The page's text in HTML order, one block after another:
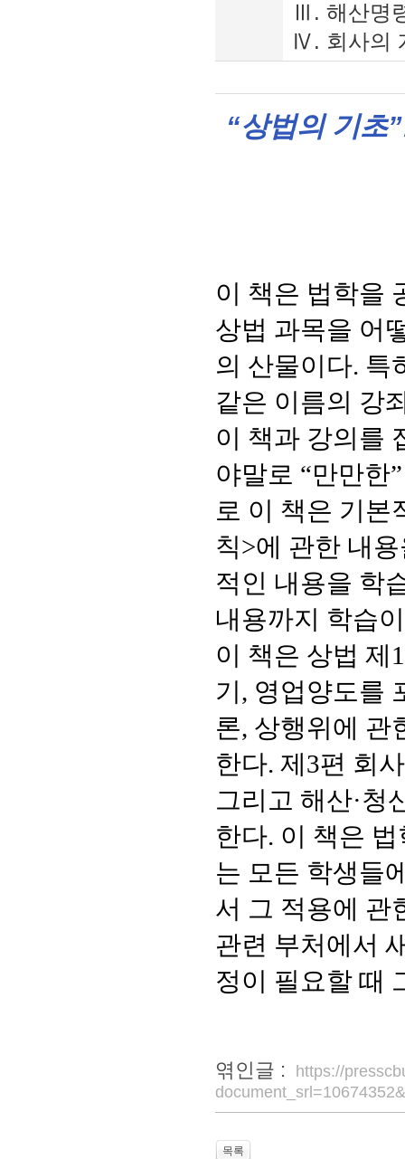
Ⅲ. 해산명
Ⅳ. 회사의
“상법의 기초”
이 책은 법학을
상법 과목을 어
의 산물이다. 특
같은 이름의 강
이 책과 강의를
야말로 “만만한
로 이 책은 기
칙>에 관한 내
적인 내용을 학
내용까지 학습
이 책은 상법 제1
기, 영업양도를
론, 상행위에 관
한다. 제3편 회
그리고 해산·청
한다. 이 책은
는 모든 학생들
서 그 적용에 관
관련 부처에서
정이 필요할 때
엮인글 :
https://
목록